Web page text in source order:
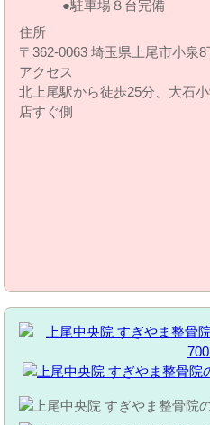
駐車場８台完備
住所
〒362-0063 埼玉県上尾市小泉8
アクセス
北上尾駅から徒歩25分、大石
店すぐ側